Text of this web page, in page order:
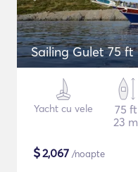
Sailing Gulet 75 ft
Yacht cu vele
75 ft
23 m
$2,067 /noapte